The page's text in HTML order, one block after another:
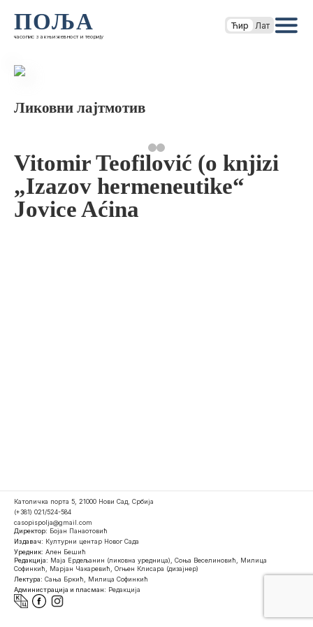
ПОЉА
часопис за књижевност и теорију
Ћир Лат
Ликовни лајтмотив
Vitomir Teofilović (o knjizi
„Izazov hermeneutike“
Jovice Aćina
Католичка порта 5, 21000 Нови Сад, Србија
(+381) 021/524-584
casopispolja@gmail.com
Директор: Бојан Панаотовић
Издавач: Културни центар Новог Сада
Уредник: Ален Бешић
Редакција: Маја Ердељанин (ликовна уредница), Соња Веселиновић, Милица
Софинкић, Марјан Чакаревић, Огњен Клисара (дизајнер)
Лектура: Сања Бркић, Милица Софинкић
Администрација и пласман: Редакција